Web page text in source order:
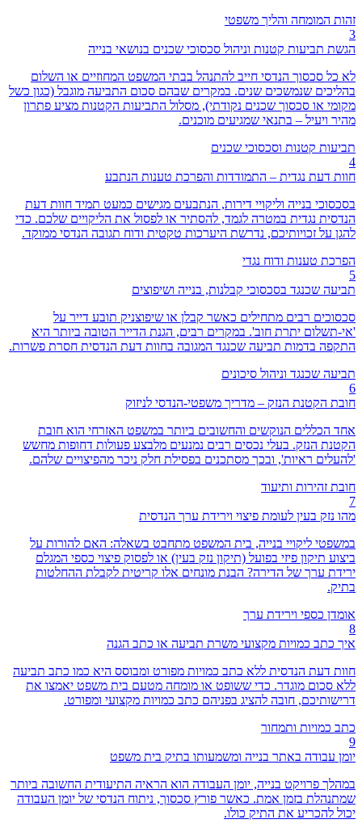
זהות המומחה והליך משפטי
3
הגשת תביעות קטנות וניהול סכסוכי שכנים בנושאי בנייה
לא כל סכסוך הנדסי חייב להתנהל בבתי המשפט המחוזיים או השלום
בהליכים שנמשכים שנים. במקרים שבהם סכום התביעה מוגבל (כגון כשל
מקומי או סכסוך שכנים נקודתי), מסלול התביעות הקטנות מציע פתרון
מהיר ויעיל – בתנאי שמגיעים מוכנים.
תביעות קטנות וסכסוכי שכנים
4
חוות דעת נגדית – התמודדות והפרכת טענות הנתבע
בסכסוכי בנייה וליקויי דירות, הנתבעים מגישים כמעט תמיד חוות דעת
הנדסית נגדית במטרה לגמד, להסתיר או לפסול את הליקויים שלכם. כדי
להגן על זכויותיכם, נדרשת היערכות טקטית ודוח תגובה הנדסי ממוקד.
הפרכת טענות ודוח נגדי
5
תביעה שכנגד בסכסוכי קבלנות, בנייה ושיפוצים
סכסוכים רבים מתחילים כאשר קבלן או שיפוצניק תובע דייר על
'אי-תשלום יתרת חוב'. במקרים רבים, הגנת הדייר הטובה ביותר היא
התקפה בדמות תביעה שכנגד המגובה בחוות דעת הנדסית חסרת פשרות.
תביעה שכנגד וניהול סיכונים
6
חובת הקטנת הנזק – מדריך משפטי-הנדסי לניזוק
אחד הכללים הנוקשים והחשובים ביותר במשפט האזרחי הוא חובת
הקטנת הנזק. בעלי נכסים רבים נמנעים מלבצע פעולות דחופות מחשש
'להעלים ראיות', ובכך מסתכנים בפסילת חלק ניכר מהפיצויים שלהם.
חובת זהירות ותיעוד
7
מהו נזק בעין לעומת פיצוי וירידת ערך הנדסית
במשפטי ליקויי בנייה, בית המשפט מתחבט בשאלה: האם להורות על
ביצוע תיקון פיזי בפועל (תיקון נזק בעין) או לפסוק פיצוי כספי המגלם
ירידת ערך של הדירה? הבנת מונחים אלו קריטית לקבלת ההחלטות
בתיק.
אומדן כספי וירידת ערך
8
איך כתב כמויות מקצועי משרת תביעה או כתב הגנה
חוות דעת הנדסית ללא כתב כמויות מפורט ומבוסס היא כמו כתב תביעה
ללא סכום מוגדר. כדי ששופט או מומחה מטעם בית משפט יאמצו את
דרישותיכם, חובה להציג בפניהם כתב כמויות מקצועי ומפורט.
כתב כמויות ותמחור
9
יומן עבודה באתר בנייה ומשמעותו בתיק בית משפט
במהלך פרויקט בנייה, יומן העבודה הוא הראיה התיעודית החשובה ביותר
שמתנהלת בזמן אמת. כאשר פורץ סכסוך, ניתוח הנדסי של יומן העבודה
יכול להכריע את התיק כולו.